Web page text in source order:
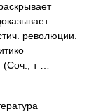
революции.
(Соч., т …